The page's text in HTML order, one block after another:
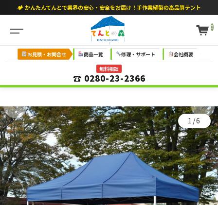
🏕 かんたんてんとで業界の安心・安全をお届け！手作業縫製の高品質テント
0
お見積・お問合せ 商品一覧 修理・サポート
会社概要
無料相談
☎ 0280-23-2366
1/6